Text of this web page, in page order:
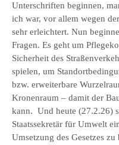
Unterschriften beginnen,
ich war, vor allem wegen
sehr erleichtert. Nun
Fragen. Es geht um
Sicherheit des
spielen, um
bzw. erweiterbare
Kronenraum – damit der
kann. Und heute (27.2.26)
Staatssekretär für Umwelt
Umsetzung des Gesetzes zu